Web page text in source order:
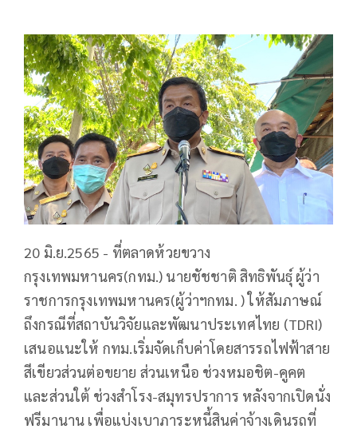
20 มิ.ย.2565 - ที่ตลาดห้วยขวาง
กรุงเทพมหานคร(กทม.) นายชัชชาติ สิทธิพันธุ์ ผู้ว่า
ราชการกรุงเทพมหานคร(ผู้ว่าฯกทม. ) ให้สัมภาษณ์
ถึงกรณีที่สถาบันวิจัยและพัฒนาประเทศไทย (TDRI)
เสนอแนะให้ กทม.เริ่มจัดเก็บค่าโดยสารรถไฟฟ้าสาย
สีเขียวส่วนต่อขยาย ส่วนเหนือ ช่วงหมอชิต-คูคต
และส่วนใต้ ช่วงสำโรง-สมุทรปราการ หลังจากเปิดนั่ง
ฟรีมานาน เพื่อแบ่งเบาภาระหนี้สินค่าจ้างเดินรถที่